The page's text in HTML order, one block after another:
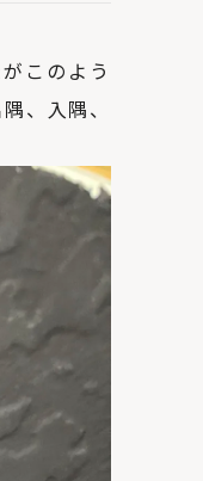
このよう
、入隅、